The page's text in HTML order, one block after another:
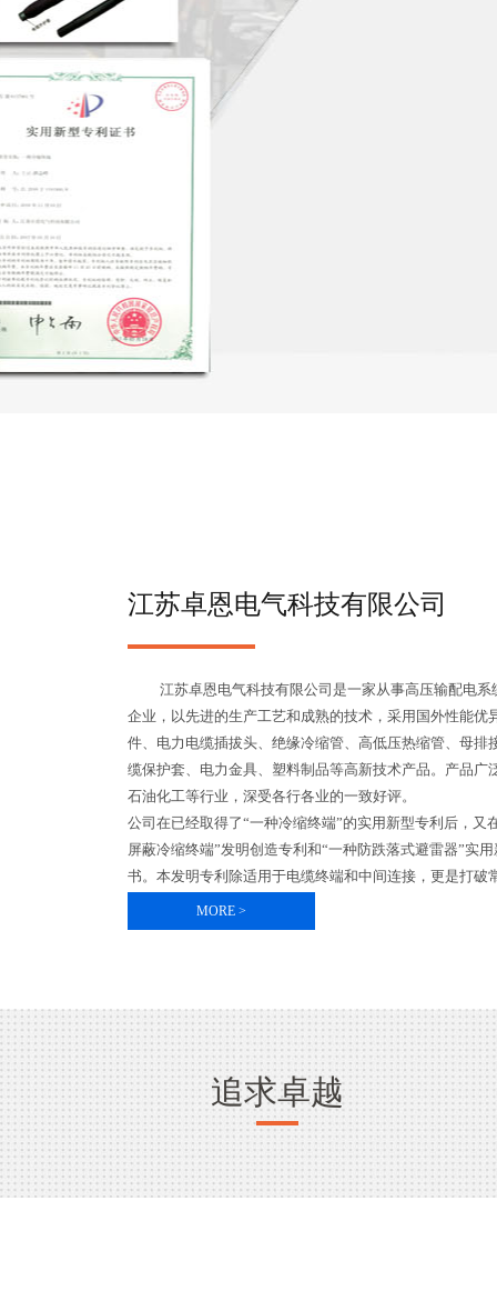
江苏卓恩电气科技有限公司
江苏卓恩电气科技有限公司是一家从事高压输配电系
企业，以先进的生产工艺和成熟的技术，采用国外性能
件、电力电缆插拔头、绝缘冷缩管、高低压热缩管、母
缆保护套、电力金具、塑料制品等高新技术产品。产品
石油化工等行业，深受各行各业的一致好评。
公司在已经取得了“一种冷缩终端”的实用新型专利后，
屏蔽冷缩终端”发明创造专利和“一种防跌落式避雷器”实
书。本发明专利除适用于电缆终端和中间连接，更是打
MORE >
追求卓越